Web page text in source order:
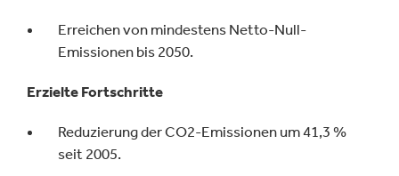
Erreichen von mindestens Netto-Null-
Emissionen bis 2050.
Erzielte Fortschritte
Reduzierung der CO2-Emissionen um 41,3 %
seit 2005.